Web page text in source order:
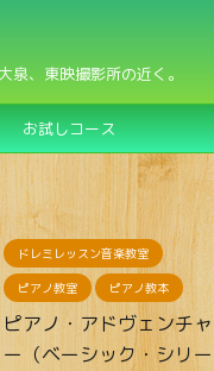
、東映撮影所の近く。
お試しコース
ドレミレッスン音楽教室
ピアノ教室 ピアノ教本
ピアノ・アドヴェンチャ
ー（ベーシック・シリー